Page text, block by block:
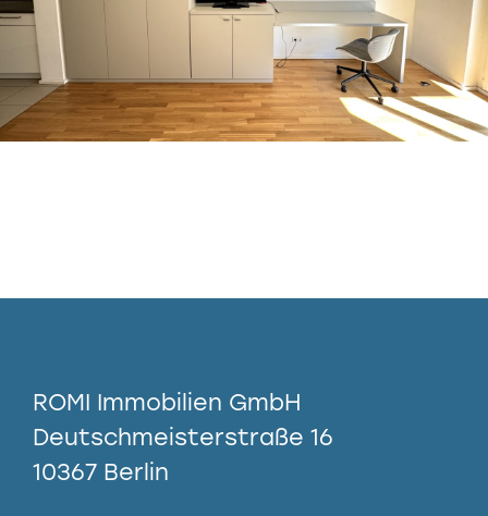
ROMI Immobilien GmbH
Deutschmeisterstraße 16
10367 Berlin